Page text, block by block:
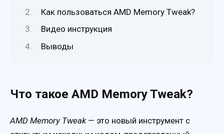
Как пользоваться AMD Memory Tweak?
Видео инструкция
Выводы
Что такое AMD Memory Tweak?
AMD Memory Tweak— это новый инструмент с